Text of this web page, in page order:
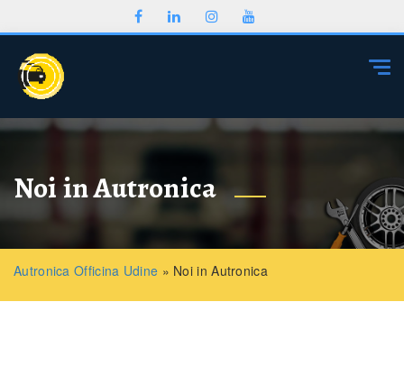
Noi in Autronica
Autronica Officina Udine » Noi in Autronica